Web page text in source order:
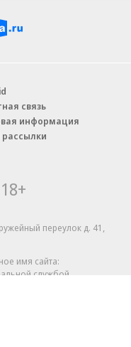
связь
информация
рассылки
18+
переулок д. 41,
имя сайта:
службой